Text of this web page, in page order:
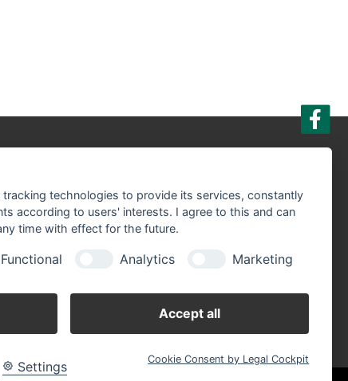
technologies to provide its services, constantly
according to users' interests. I agree to this and can
time with effect for the future.
Functional Analytics Marketing
Accept all
Settings Cookie Consent by Legal Cockpit